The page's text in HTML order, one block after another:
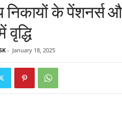
निकायों के पेंशनर्स
वृद्धि
- January 18, 2025